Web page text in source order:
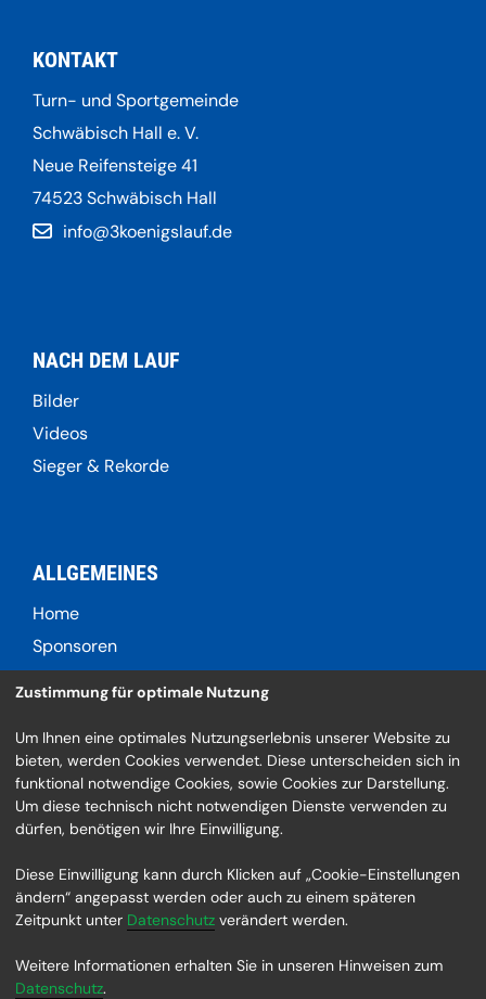
KONTAKT
Turn- und Sportgemeinde
Schwäbisch Hall e. V.
Neue Reifensteige 41
74523 Schwäbisch Hall
info@3koenigslauf.de
NACH DEM LAUF
Bilder
Videos
Sieger & Rekorde
ALLGEMEINES
Home
Sponsoren
SOCIAL
Link zum Facebook Profil
Link zum YouTube Profil
Zustimmung für optimale Nutzung
Um Ihnen eine optimales Nutzungserlebnis unserer Website zu
bieten, werden Cookies verwendet. Diese unterscheiden sich in
funktional notwendige Cookies, sowie Cookies zur Darstellung.
Um diese technisch nicht notwendigen Dienste verwenden zu
dürfen, benötigen wir Ihre Einwilligung.
Diese Einwilligung kann durch Klicken auf „Cookie-Einstellungen
ändern“ angepasst werden oder auch zu einem späteren
Zeitpunkt unter Datenschutz verändert werden.
Weitere Informationen erhalten Sie in unseren Hinweisen zum
Datenschutz.